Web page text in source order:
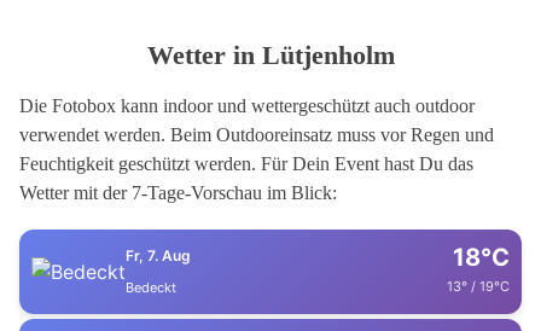
Wetter in Lütjenholm
Die Fotobox kann indoor und wettergeschützt auch outdoor
verwendet werden. Beim Outdooreinsatz muss vor Regen und
Feuchtigkeit geschützt werden. Für Dein Event hast Du das
Wetter mit der 7-Tage-Vorschau im Blick:
Fr, 7. Aug
Bedeckt
18°C
13° / 19°C